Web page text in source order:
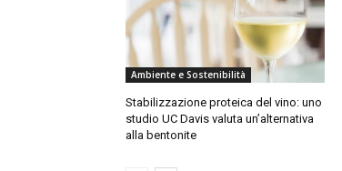
Ambiente e Sostenibilità
Stabilizzazione proteica del vino: uno
studio UC Davis valuta un’alternativa
alla bentonite